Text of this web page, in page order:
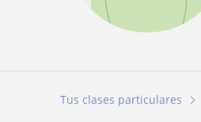
Tus clases particulares